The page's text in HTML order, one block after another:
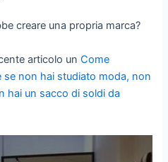
creare una propria marca?
articolo unCome
non hai studiato moda, non
hai un sacco di soldi da